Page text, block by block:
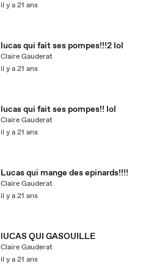
il y a 21 ans
lucas qui fait ses pompes!!!2 lol
Claire Gauderat
il y a 21 ans
lucas qui fait ses pompes!! lol
Claire Gauderat
il y a 21 ans
Lucas qui mange des epinards!!!!
Claire Gauderat
il y a 21 ans
lUCAS QUI GASOUILLE
Claire Gauderat
il y a 21 ans